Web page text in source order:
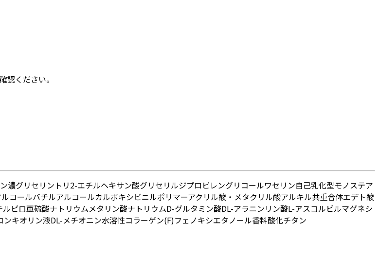
認ください。
濃グリセリン トリ2-エチルヘキサン酸グリセリルジプロピレングリコールワセリン自己乳化型モノステア
コールバチルアルコールカルボキシビニルポリマーアクリル酸・メタクリル酸アルキル共重合体エデト酸
ルピロ亜硫酸ナトリウムメタリン酸ナトリウムD-グルタミン酸DL-アラニンリン酸L-アスコルビルマグネシ
ンキオリン液DL-メチオニン水溶性コラーゲン(F)フェノキシエタノール香料酸化チタン